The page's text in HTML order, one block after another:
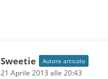
Sweetie Autore articolo
21 Aprile 2013 alle 20:43